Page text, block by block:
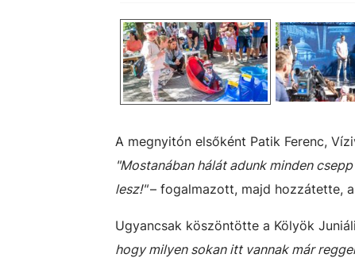
A megnyitón elsőként Patik Ferenc,
"Mostanában hálát adunk minden
lesz!" – fogalmazott, majd hozzátette,
Ugyancsak köszöntötte a Kölyök
hogy milyen sokan itt vannak már